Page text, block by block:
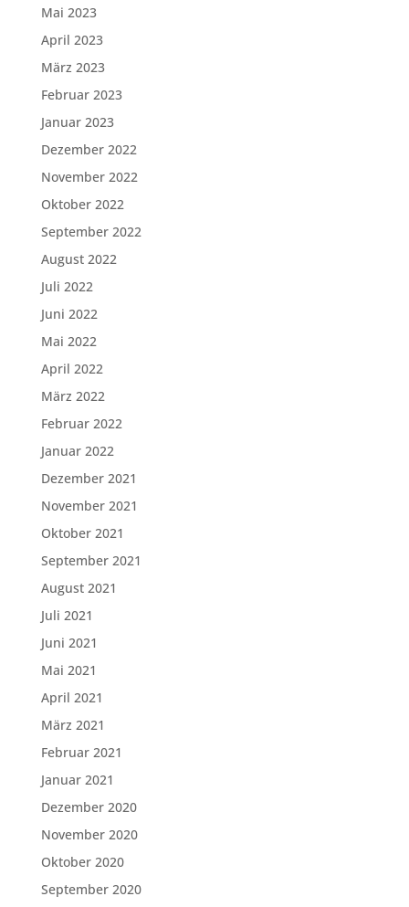
Mai 2023
April 2023
März 2023
Februar 2023
Januar 2023
Dezember 2022
November 2022
Oktober 2022
September 2022
August 2022
Juli 2022
Juni 2022
Mai 2022
April 2022
März 2022
Februar 2022
Januar 2022
Dezember 2021
November 2021
Oktober 2021
September 2021
August 2021
Juli 2021
Juni 2021
Mai 2021
April 2021
März 2021
Februar 2021
Januar 2021
Dezember 2020
November 2020
Oktober 2020
September 2020